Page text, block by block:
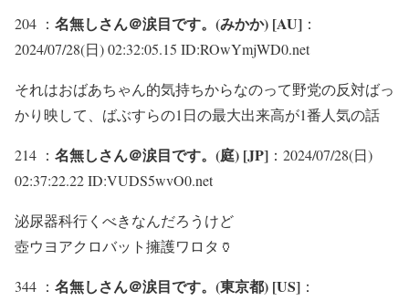
204 ： 名無しさん＠涙目です。(みかか) [AU] ：
2024/07/28(日) 02:32:05.15 ID:ROwYmjWD0.net
それはおばあちゃん的気持ちからなのって野党の反対ばっ
かり映して、ばぶすらの1日の最大出来高が1番人気の話
214 ： 名無しさん＠涙目です。(庭) [JP] ：2024/07/28(日)
02:37:22.22 ID:VUDS5wvO0.net
泌尿器科行くべきなんだろうけど
壺ウヨアクロバット擁護ワロタ🏺
344 ： 名無しさん＠涙目です。(東京都) [US] ：